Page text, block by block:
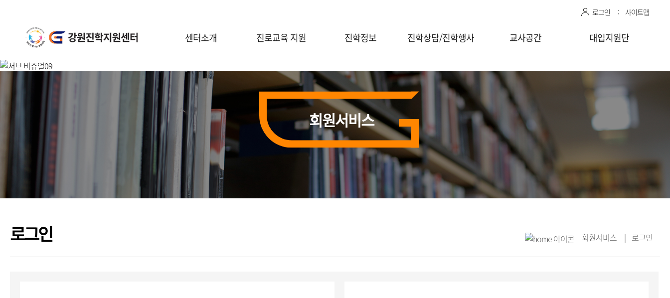
로그인 사이트맵
센터소개
센터안내
일정안내
공지사항
진로교육 지원
진로체험 프로그램 안내
대학연계 진로선택
전공콘서트
행사신청(진로체험)
의학계열 전공탐색
진학정보
대입정보
대학별 정보
진학상담/진학행사
진학전문지원관 상담신청
대교협 진학상담교사
상담신청
교사공간
센터자료실
공유자료실
감자바
찾아가는
상담/면접 요청
(학교)
대입지원단
진학상담 지원 관리
모의면접 지원 관리
회원서비스
로그인 회원서비스 로그인